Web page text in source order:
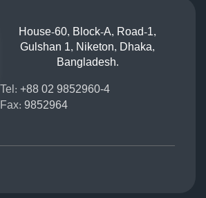
House-60, Block-A, Road-1,
Gulshan 1, Niketon, Dhaka,
Bangladesh.
Tel: +88 02 9852960-4
Fax: 9852964